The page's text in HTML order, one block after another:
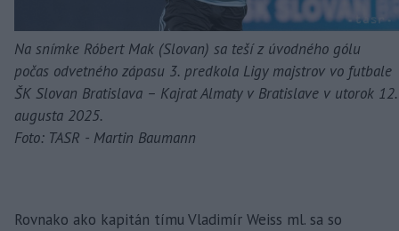
Na snímke Róbert Mak (Slovan) sa teší z úvodného gólu
počas odvetného zápasu 3. predkola Ligy majstrov vo futbale
ŠK Slovan Bratislava – Kajrat Almaty v Bratislave v utorok 12.
augusta 2025.
Foto: TASR - Martin Baumann
Rovnako ako kapitán tímu Vladimír Weiss ml. sa so